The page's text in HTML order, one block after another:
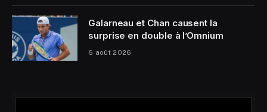
Galarneau et Chan causent la
surprise en double à l’Omnium
6 août 2026